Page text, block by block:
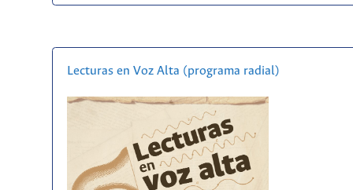
Lecturas en Voz Alta (programa radial)